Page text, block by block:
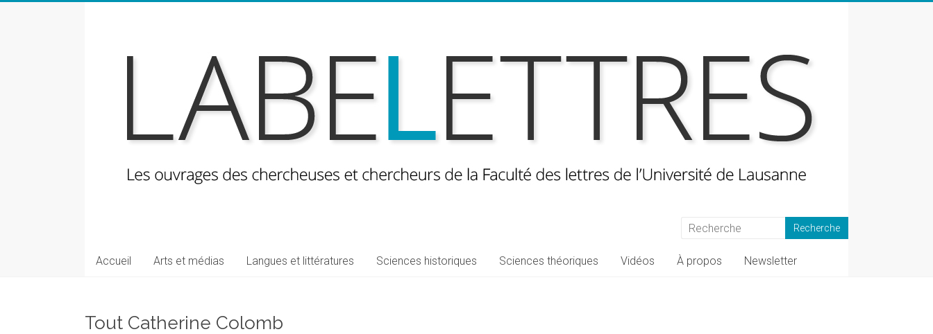
Les
et
Accueil Arts et médias Langues et littératures Sciences historiques Sciences théoriques Vidéos À propos Newsletter
Tout Catherine Colomb